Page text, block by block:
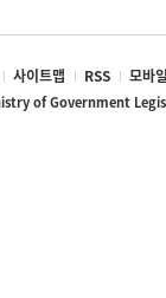
사이트맵 RSS 모바
of Government